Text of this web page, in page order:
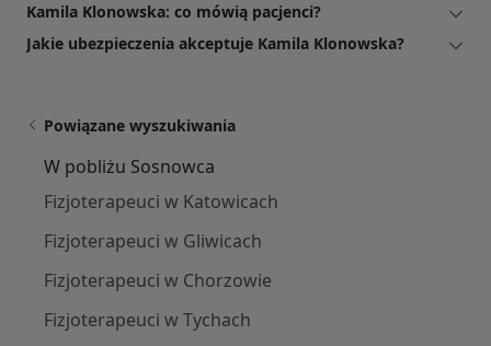
Kamila Klonowska: co mówią pacjenci?
Jakie ubezpieczenia akceptuje Kamila Klonowska?
Powiązane wyszukiwania
W pobliżu Sosnowca
Fizjoterapeuci w Katowicach
Fizjoterapeuci w Gliwicach
Fizjoterapeuci w Chorzowie
Fizjoterapeuci w Tychach